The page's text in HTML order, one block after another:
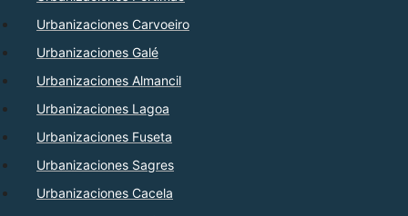
Urbanizaciones Carvoeiro
Urbanizaciones Galé
Urbanizaciones Almancil
Urbanizaciones Lagoa
Urbanizaciones Fuseta
Urbanizaciones Sagres
Urbanizaciones Cacela